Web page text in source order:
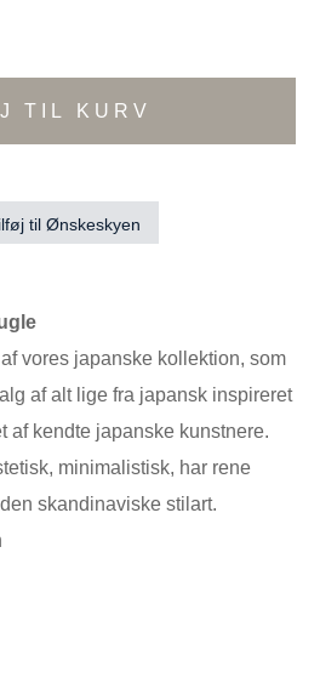
TIL KURV
til Ønskeskyen
vores japanske kollektion, som
af alt lige fra japansk inspireret
af kendte japanske kunstnere.
minimalistisk, har rene
skandinaviske stilart.